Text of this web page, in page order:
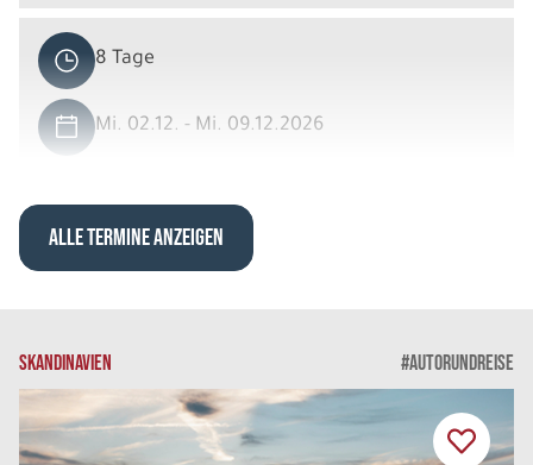
8 Tage
Mi. 02.12. - Mi. 09.12.2026
8 Tage
ALLE TERMINE ANZEIGEN
SKANDINAVIEN #AUTORUNDREISE